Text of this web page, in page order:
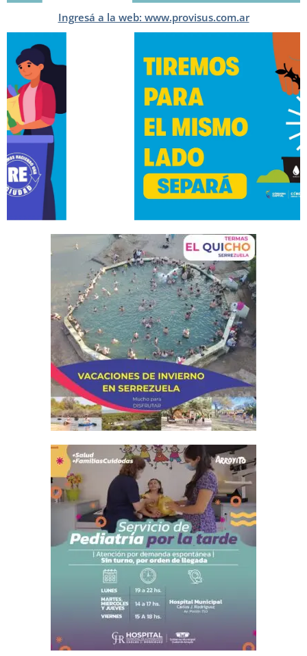
Ingresá a la web: www.provisus.com.ar